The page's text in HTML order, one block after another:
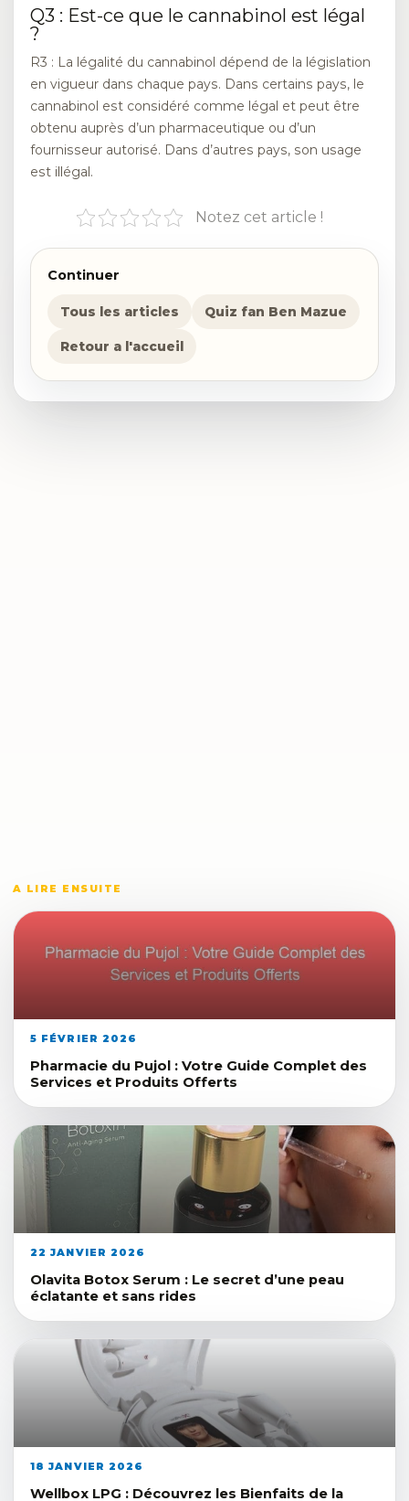
Q3 : Est-ce que le cannabinol est légal
?
R3 : La légalité du cannabinol dépend de la législation
en vigueur dans chaque pays. Dans certains pays, le
cannabinol est considéré comme légal et peut être
obtenu auprès d’un pharmaceutique ou d’un
fournisseur autorisé. Dans d’autres pays, son usage
est illégal.
Notez cet article !
Continuer
Tous les articles Quiz fan Ben Mazue
Retour a l'accueil
A LIRE ENSUITE
5 FÉVRIER 2026
Pharmacie du Pujol : Votre Guide Complet des
Services et Produits Offerts
22 JANVIER 2026
Olavita Botox Serum : Le secret d’une peau
éclatante et sans rides
18 JANVIER 2026
Wellbox LPG : Découvrez les Bienfaits de la